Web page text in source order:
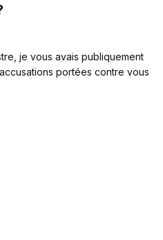
je vous avais publiquement
portées contre vous